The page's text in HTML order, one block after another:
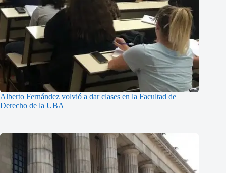
Alberto Fernández volvió a dar clases en la Facultad de
Derecho de la UBA